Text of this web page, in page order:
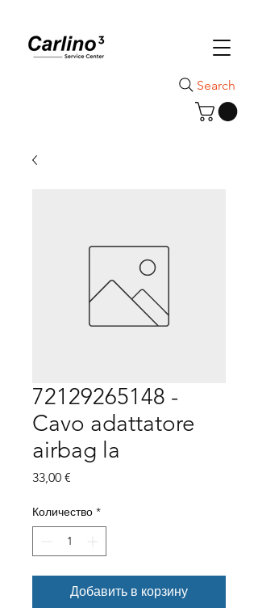
Search
72129265148 -
Cavo adattatore
airbag la
33,00 €
Количество *
Добавить в корзину